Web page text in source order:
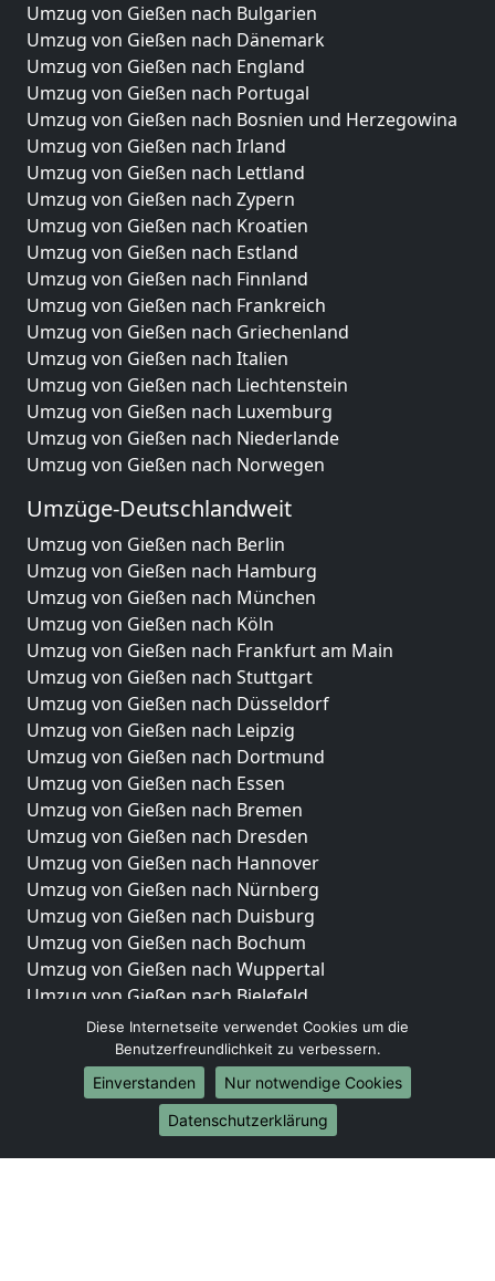
Umzug von Gießen nach Bulgarien
Umzug von Gießen nach Dänemark
Umzug von Gießen nach England
Umzug von Gießen nach Portugal
Umzug von Gießen nach Bosnien und Herzegowina
Umzug von Gießen nach Irland
Umzug von Gießen nach Lettland
Umzug von Gießen nach Zypern
Umzug von Gießen nach Kroatien
Umzug von Gießen nach Estland
Umzug von Gießen nach Finnland
Umzug von Gießen nach Frankreich
Umzug von Gießen nach Griechenland
Umzug von Gießen nach Italien
Umzug von Gießen nach Liechtenstein
Umzug von Gießen nach Luxemburg
Umzug von Gießen nach Niederlande
Umzug von Gießen nach Norwegen
Umzüge-Deutschlandweit
Umzug von Gießen nach Berlin
Umzug von Gießen nach Hamburg
Umzug von Gießen nach München
Umzug von Gießen nach Köln
Umzug von Gießen nach Frankfurt am Main
Umzug von Gießen nach Stuttgart
Umzug von Gießen nach Düsseldorf
Umzug von Gießen nach Leipzig
Umzug von Gießen nach Dortmund
Umzug von Gießen nach Essen
Umzug von Gießen nach Bremen
Umzug von Gießen nach Dresden
Umzug von Gießen nach Hannover
Umzug von Gießen nach Nürnberg
Umzug von Gießen nach Duisburg
Umzug von Gießen nach Bochum
Umzug von Gießen nach Wuppertal
Umzug von Gießen nach Bielefeld
Umzug von Gießen nach Bonn
Umzug von Gießen nach Münster
Internationale-Umzüge
Umzug von Gießen nach Brasilien
Umzug von Gießen nach Brunei Darussalam
Diese Internetseite verwendet Cookies um die
Benutzerfreundlichkeit zu verbessern.
Einverstanden
Nur notwendige Cookies
Datenschutzerklärung